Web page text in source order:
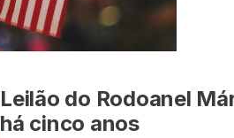
Leilão do Rodoanel
há cinco anos